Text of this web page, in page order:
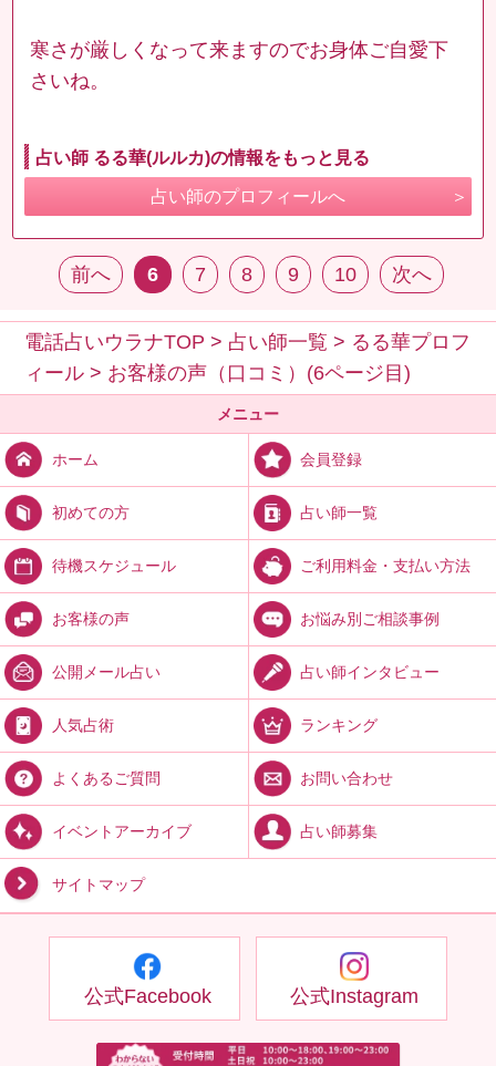
寒さが厳しくなって来ますのでお身体ご自愛下
さいね。
占い師 るる華(ルルカ)の情報をもっと見る
占い師のプロフィールへ
前へ 6 7 8 9 10 次へ
電話占いウラナTOP > 占い師一覧 > るる華プロフ
ィール > お客様の声（口コミ）(6ページ目)
メニュー
ホーム 会員登録
初めての方 占い師一覧
待機スケジュール ご利用料金・支払い方法
お客様の声 お悩み別ご相談事例
公開メール占い 占い師インタビュー
人気占術 ランキング
よくあるご質問 お問い合わせ
イベントアーカイブ 占い師募集
サイトマップ
公式Facebook 公式Instagram